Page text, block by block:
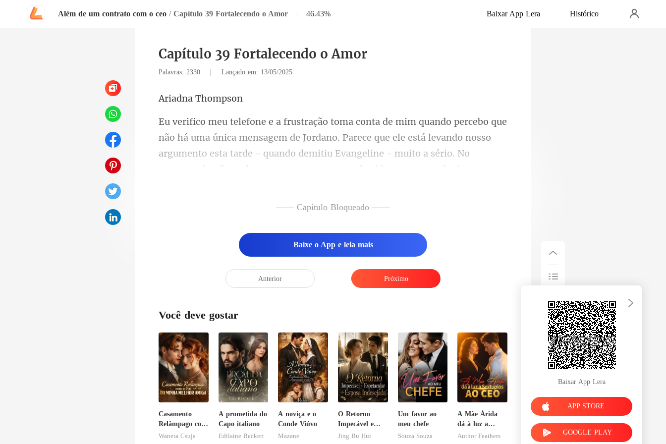
Além de um contrato com o ceo / Capítulo 39 Fortalecendo o Amor | 46.43% Baixar App Lera Histórico
Capítulo 39 Fortalecendo o Amor
Palavras: 2330 | Lançado em: 13/05/2025
na Th
no. Parece que ele está levando nosso
argumento esta tarde - quando demitiu Evangeline - muito a sério. No
—— Capítulo Bloqueado ——
Baixe o App e leia mais
Anterior Próximo
Você deve gostar
Casamento
Relâmpago com
o Pai da Minha
Waneta Csuja
A prometida do
Capo italiano
Edilaine Beckert
A noviça e o
Conde Viúvo
Mazane
O Retorno
Impecável e
Espetacular da
Jing Bu Hui
Um favor ao
meu chefe
Souza Souza
A Mãe Árida
dá à luz a
Sextuplos ao
Author Feathers
Baixar App Lera
APP STORE
GOOGLE PLAY